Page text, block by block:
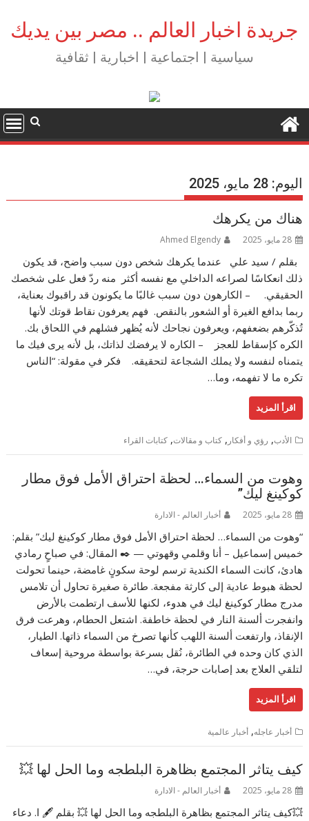
content
جريدة اخبار العالم .. مصر بين يديك
سياسية | اجتماعية | اخبارية | ثقافية
اليوم:28 مايو، 2025
هناك من يكرهك
28 مايو، 2025 Ahmed Elgendy
بقلم / سيد علي عندما يكرهك شخص دون سبب واضح، قد يكون
ذلك انعكاسًا لصراعه الداخلي مع نفسه أكثر منه ردّ فعل على شخصك
الحقيقي. – الكارهون دون سبب غالبًا ما يكونون قد راقبوك بعناية،
ربما بدافع الغيرة أو الشعور بالنقص. فهم يعرفون نقاط قوتك لأنها
تُذكّرهم بضعفهم، ويعرفون نجاحك لأنه يُظهر فشلهم في اللحاق بك.
الكره كإسقاط للعجز – الكاره لا يرفضك لذاتك، بل لأنه يرى فيك ما
يتمناه لنفسه ولا يملك الشجاعة لتحقيقه. فكر في مقولة: “الناس
تكره ما لا تفهمه، وما…
اقرأ المزيد
الأدب, رؤي و أفكار ,كتاب و مقالات,كتابات القراء
وهوت من السماء… لحظة احتراق الأمل فوق مطار
كوكينغ ليك”
28 مايو، 2025 أخبار العالم - الادارة
“وهوت من السماء… لحظة احتراق الأمل فوق مطار كوكينغ ليك” بقلم:
خميس إسماعيل – أنا وقلمي وقهوتي — ✒️ المقال: في صباحٍ رمادي
هادئ، كانت السماء الكندية ترسم لوحة سكونٍ غامضة، حينما تحولت
لحظة هبوط عادية إلى كارثة مفجعة. طائرة صغيرة تحاول أن تلامس
مدرج مطار كوكينغ ليك في هدوء، لكنها للأسف ارتطمت بالأرض
وانفجرت ألسنة النار في لحظة خاطفة. اشتعل الحطام، وهرعت فرق
الإنقاذ، وارتفعت ألسنة اللهب كأنها تصرخ من السماء ذاتها. الطيار،
الذي كان وحده في الطائرة، نُقل بسرعة بواسطة مروحية إسعاف
لتلقي العلاج بعد إصابات حرجة، في…
اقرأ المزيد
أخبار عاجله,أخبار عالمية
كيف يتاثر المجتمع بظاهرة البلطجه وما الحل لها 💥
28 مايو، 2025 أخبار العالم - الادارة
💥كيف يتاثر المجتمع بظاهرة البلطجه وما الحل لها 💥 بقلم 🖋️ ا. دعاء